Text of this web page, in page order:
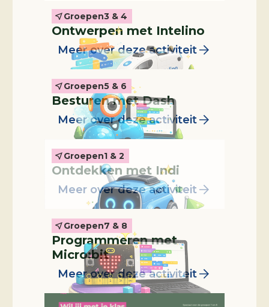
Groepen3 & 4
Ontwerpen met Intelino
Meer over deze activiteit
Leskist
Groepen5 & 6
Besturen met Dash
Meer over deze activiteit
Leskist
Groepen1 & 2
Ontdekken met Indi
Meer over deze activiteit
Leskist
Groepen7 & 8
Programmeren met
Micro:bit
Meer over deze activiteit